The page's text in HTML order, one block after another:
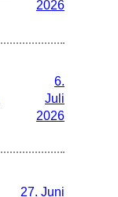
2026
6.
Juli
2026
27. Juni